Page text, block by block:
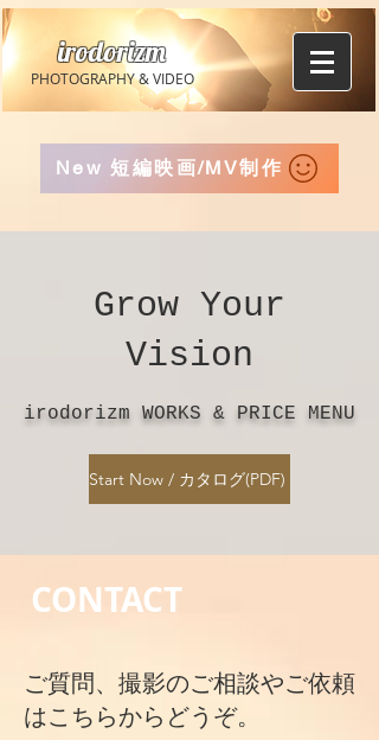
irodorizm
PHOTOGRAPHY & VIDEO
New 短編映画/MV制作
Grow Your
Vision
irodorizm WORKS & PRICE MENU
Start Now / カタログ(PDF)
CONTACT
ご質問、撮影のご相談やご依頼
はこちらからどうぞ。